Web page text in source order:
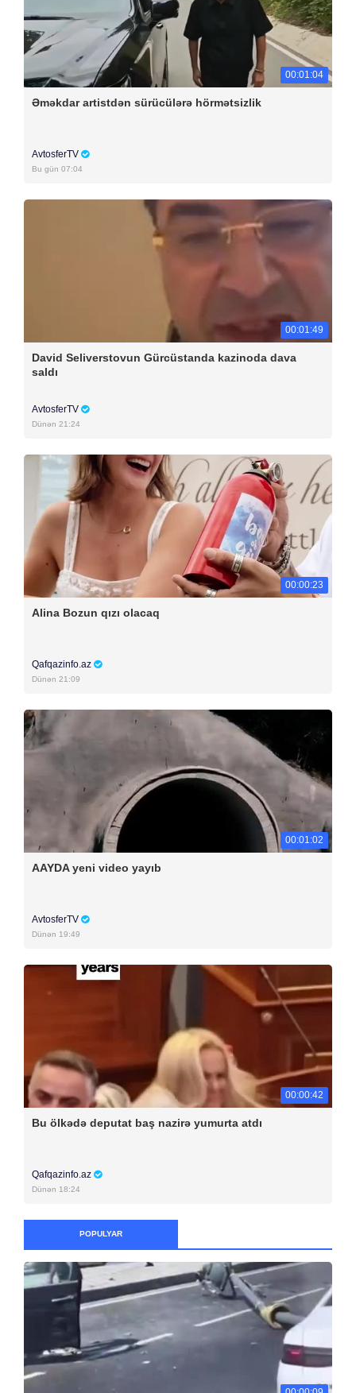
00:01:04
Əməkdar artistdən sürücülərə hörmətsizlik
AvtosferTV
Bu gün 07:04
00:01:49
David Seliverstovun Gürcüstanda kazinoda dava
saldı
AvtosferTV
Dünən 21:24
00:00:23
Alina Bozun qızı olacaq
Qafqazinfo.az
Dünən 21:09
00:01:02
AAYDA yeni video yayıb
AvtosferTV
Dünən 19:49
00:00:42
Bu ölkədə deputat baş nazirə yumurta atdı
Qafqazinfo.az
Dünən 18:24
POPULYAR